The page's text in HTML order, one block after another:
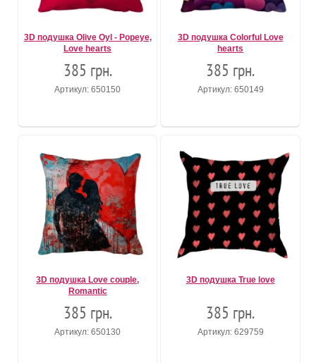
3D подушка Olive Oyl - Popeye,
Love hearts
385 грн.
Артикул: 650150
3D подушка Colorful Love
hearts
385 грн.
Артикул: 650149
3D подушка Love couple,
Romantic
385 грн.
Артикул: 650130
3D подушка True love
385 грн.
Артикул: 629759